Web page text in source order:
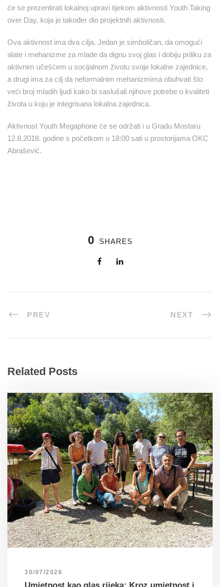
će se prezentirati lokalnoj upravi tijekom aktivnosti Youth Taking
over Day, koja je također dio projektnih aktivnosti.
Ova aktivnost ima dva cilja. Jedan je simboličan, da omogući
alate i mehanizme za mlade da dignu svoj glas i dobiju priliku za
aktivnim učešćem u socijalnom životu svoje lokalne zajednice,
a drugi ima za cilj da neformalnim mehanizmima obuhvati što
veći broj mladih ljudi kako bi saslušali njihove potrebe o kvaliteti
života u koju je integrisana lokalna zajednica.
Aktivnost Youth Megaphone će se održati i u Gradu Mostaru
12.8.2018. godine s početkom u 18:00 sati u prostorijama OKC
Abrašević.
0 SHARES
PREV NEXT
Related Posts
30/07/2026
Umjetnost kao glas rijeka: Kroz umjetnost i